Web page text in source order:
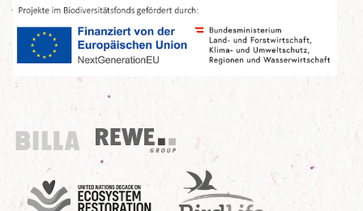
Billa
REWE Group
UN Decade
Birdlife